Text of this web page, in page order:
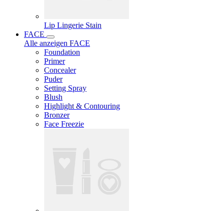
Lip Lingerie Stain
FACE
Alle anzeigen FACE
Foundation
Primer
Concealer
Puder
Setting Spray
Blush
Highlight & Contouring
Bronzer
Face Freezie